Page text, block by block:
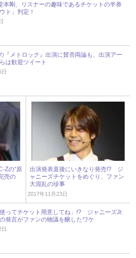
本剛、リスナーの趣味であるチケットの半券
ト」判定！
『メトロック』出演に賛否両論も、出演アー
は歓迎ツイート
Zの“原
売の
出演発表直後にいきなり発売!? ジ
ャニーズチケットをめぐり、ファン
大混乱の珍事
2017年11月23日
使ってチケット用意してね」!? ジャニーズJr.
発言がファンの物議を醸したワケ